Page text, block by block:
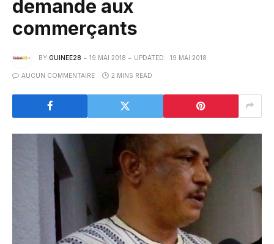
demande aux
commerçants
BY GUINEE28 19 MAI 2018 UPDATED: 19 MAI 2018
AUCUN COMMENTAIRE 2 MINS READ